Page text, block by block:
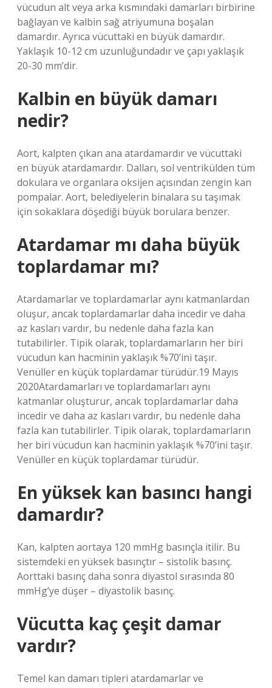
vücudun alt veya arka kısmındaki damarları birbirine
bağlayan ve kalbin sağ atriyumuna boşalan
damardır. Ayrıca vücuttaki en büyük damardır.
Yaklaşık 10-12 cm uzunluğundadır ve çapı yaklaşık
20-30 mm’dir.
Kalbin en büyük damarı
nedir?
Aort, kalpten çıkan ana atardamardır ve vücuttaki
en büyük atardamardır. Dalları, sol ventrikülden tüm
dokulara ve organlara oksijen açısından zengin kan
pompalar. Aort, belediyelerin binalara su taşımak
için sokaklara döşediği büyük borulara benzer.
Atardamar mı daha büyük
toplardamar mı?
Atardamarlar ve toplardamarlar aynı katmanlardan
oluşur, ancak toplardamarlar daha incedir ve daha
az kasları vardır, bu nedenle daha fazla kan
tutabilirler. Tipik olarak, toplardamarların her biri
vücudun kan hacminin yaklaşık %70’ini taşır.
Venüller en küçük toplardamar türüdür.19 Mayıs
2020Atardamarları ve toplardamarları aynı
katmanlar oluşturur, ancak toplardamarlar daha
incedir ve daha az kasları vardır, bu nedenle daha
fazla kan tutabilirler. Tipik olarak, toplardamarların
her biri vücudun kan hacminin yaklaşık %70’ini taşır.
Venüller en küçük toplardamar türüdür.
En yüksek kan basıncı hangi
damardır?
Kan, kalpten aortaya 120 mmHg basınçla itilir. Bu
sistemdeki en yüksek basınçtır – sistolik basınç.
Aorttaki basınç daha sonra diyastol sırasında 80
mmHg’ye düşer – diyastolik basınç.
Vücutta kaç çeşit damar
vardır?
Temel kan damarı tipleri atardamarlar ve